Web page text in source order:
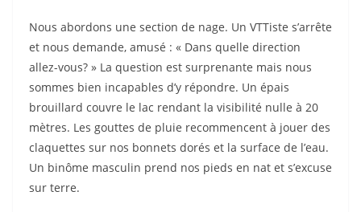
Nous abordons une section de nage. Un VTTiste s’arrête
et nous demande, amusé : « Dans quelle direction
allez-vous? » La question est surprenante mais nous
sommes bien incapables d’y répondre. Un épais
brouillard couvre le lac rendant la visibilité nulle à 20
mètres. Les gouttes de pluie recommencent à jouer des
claquettes sur nos bonnets dorés et la surface de l’eau.
Un binôme masculin prend nos pieds en nat et s’excuse
sur terre.